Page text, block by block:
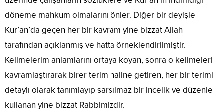
döneme mahkum olmalarını önler. Diğer bir deyişle
Kur’an’da geçen her bir kavram yine bizzat Allah
tarafından açıklanmış ve hatta örneklendirilmiştir.
Kelimelerim anlamlarını ortaya koyan, sonra o kelimeleri
kavramlaştırarak birer terim haline getiren, her bir terimi
detaylı olarak tanımlayıp sarsılmaz bir incelik ve düzenle
kullanan yine bizzat Rabbimizdir.